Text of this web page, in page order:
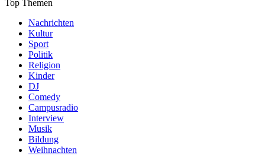
Top Themen
Nachrichten
Kultur
Sport
Politik
Religion
Kinder
DJ
Comedy
Campusradio
Interview
Musik
Bildung
Weihnachten